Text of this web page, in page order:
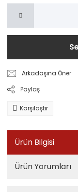
Arkadaşına Öner
Paylaş
Karşılaştır
Ürün Bilgisi
Ürün Yorumları